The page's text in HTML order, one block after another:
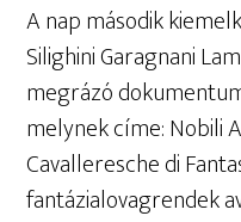
A nap második
Silighini Garagnani
megrázó
melynek címe: Nobili
Cavalleresche di
fantázialovagrendek